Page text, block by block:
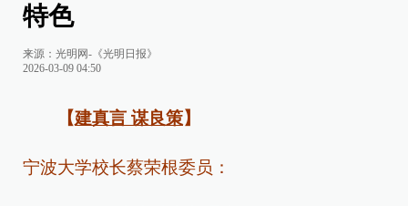
特色
来源： 光明网-《光明日报》
2026-03-09 04:50
【建真言 谋良策】
宁波大学校长蔡荣根委员：